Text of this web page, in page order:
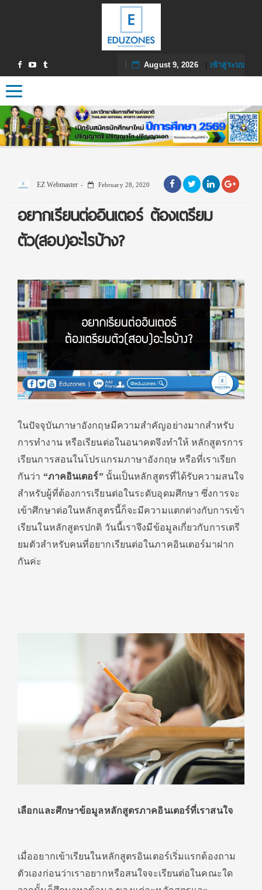
August 9, 2026| เข้าสู่ระบบ
Toggle navigation
EZ Webmaster February 28, 2020
อยากเรียนต่ออินเตอร์ ต้องเตรียม
ตัว(สอบ)อะไรบ้าง?
ในปัจจุบันภาษาอังกฤษมีความสำคัญอย่างมากสำหรับ
การทำงาน หรือเรียนต่อในอนาคตจึงทำให้ หลักสูตรการ
เรียนการสอนในโปรแกรมภาษาอังกฤษ หรือที่เราเรียก
กันว่า “ภาคอินเตอร์”นั้นเป็นหลักสูตรที่ได้รับความสนใจ
สำหรับผู้ที่ต้องการเรียนต่อในระดับอุดมศึกษา ซึ่งการจะ
เข้าศึกษาต่อในหลักสูตรนี้ก็จะมีความแตกต่างกับการเข้า
เรียนในหลักสูตรปกติ วันนี้เราจึงมีข้อมูลเกี่ยวกับการเตรี
ยมตัวสำหรับคนที่อยากเรียนต่อในภาคอินเตอร์มาฝาก
กันค่ะ
เลือกและศึกษาข้อมูลหลักสูตรภาคอินเตอร์ที่เราสนใจ
เมื่ออยากเข้าเรียนในหลักสูตรอินเตอร์เริ่มแรกต้องถาม
ตัวเองก่อนว่าเราอยากหรือสนใจจะเรียนต่อในคณะใด